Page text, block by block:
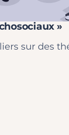
»
sur des